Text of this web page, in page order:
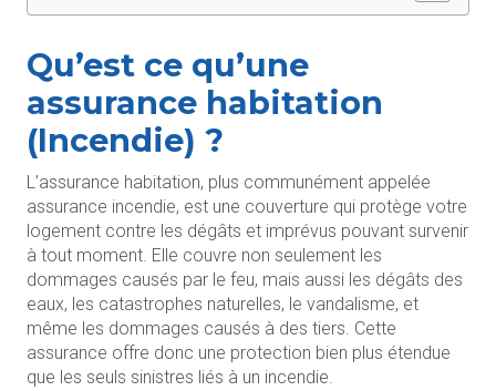
Qu’est ce qu’une
assurance habitation
(Incendie) ?
L’assurance habitation, plus communément appelée
assurance incendie, est une couverture qui protège votre
logement contre les dégâts et imprévus pouvant survenir
à tout moment. Elle couvre non seulement les
dommages causés par le feu, mais aussi les dégâts des
eaux, les catastrophes naturelles, le vandalisme, et
même les dommages causés à des tiers. Cette
assurance offre donc une protection bien plus étendue
que les seuls sinistres liés à un incendie.